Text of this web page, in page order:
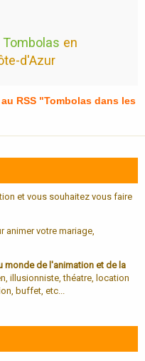
Tombolas en
d'Azur
RSS "Tombolas dans les
et vous souhaitez vous faire
votre mariage,
monde de l'animation et de la
illusionniste, théatre, location
buffet, etc...